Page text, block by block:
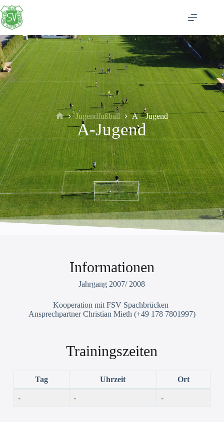
Jugendfußball A – Jugend
A-Jugend
Informationen
Jahrgang 2007/ 2008
Kooperation mit FSV Spachbrücken
Ansprechpartner Christian Mieth (+49 178 7801997)
Trainingszeiten
Tag Uhrzeit Ort
- - -